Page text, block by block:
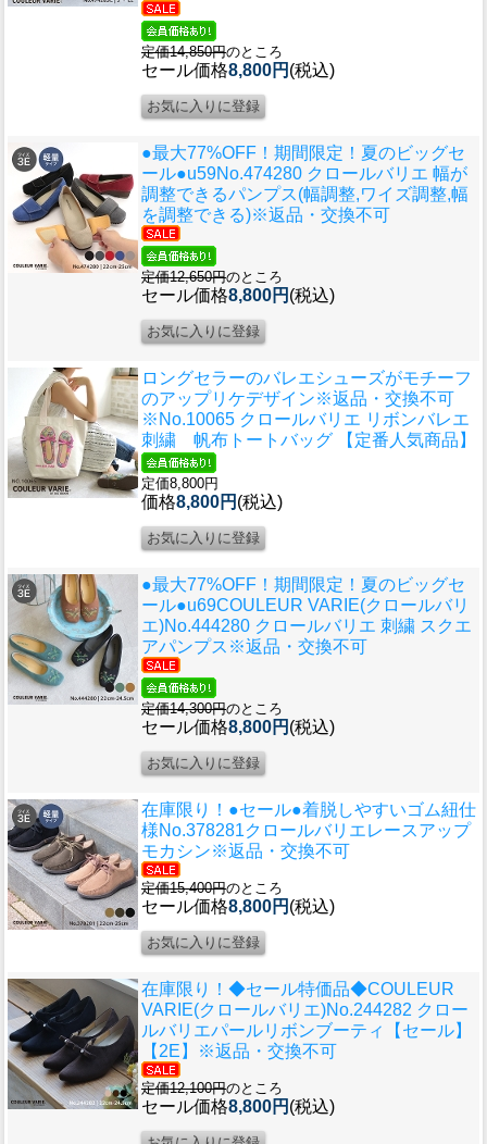
定価14,850円のところ
セール価格8,800円 (税込)
●最大77%OFF！期間限定！夏のビッグセ
ール●u59No.474280 クロールバリエ 幅が
調整できるパンプス(幅調整,ワイズ調整,幅
を調整できる)※返品・交換不可
定価12,650円のところ
セール価格8,800円 (税込)
ロングセラーのバレエシューズがモチーフ
のアップリケデザイン※返品・交換不可
※No.10065 クロールバリエ リボンバレエ
刺繍 帆布トートバッグ 【定番人気商品】
定価8,800円
価格8,800円 (税込)
●最大77%OFF！期間限定！夏のビッグセ
ール●u69COULEUR VARIE(クロールバリ
エ)No.444280 クロールバリエ 刺繍 スクエ
アパンプス※返品・交換不可
定価14,300円のところ
セール価格8,800円 (税込)
在庫限り！●セール●着脱しやすいゴム紐仕
様No.378281クロールバリエレースアップ
モカシン※返品・交換不可
定価15,400円のところ
セール価格8,800円 (税込)
在庫限り！◆セール特価品◆COULEUR
VARIE(クロールバリエ)No.244282 クロー
ルバリエパールリボンブーティ【セール】
【2E】※返品・交換不可
定価12,100円のところ
セール価格8,800円 (税込)